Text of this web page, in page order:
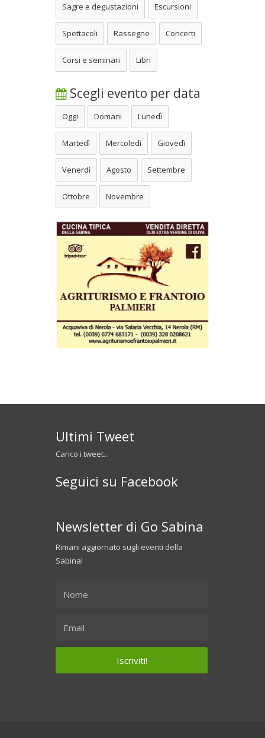
Sagre e degustazioni Escursioni
Spettacoli Rassegne Concerti
Corsi e seminari Libri
Scegli evento per data
Oggi Domani Lunedì
Martedì Mercoledì Giovedì
Venerdì Agosto Settembre
Ottobre Novembre
Ultimi Tweet
Carico i tweet...
Seguici su Facebook
Newsletter di Go Sabina
Rimani aggiornato sugli eventi della
Sabina!